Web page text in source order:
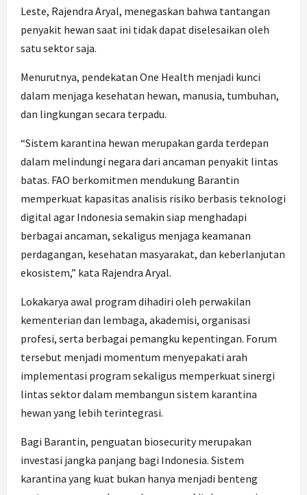
Leste, Rajendra Aryal, menegaskan bahwa tantangan
penyakit hewan saat ini tidak dapat diselesaikan oleh
satu sektor saja.
Menurutnya, pendekatan One Health menjadi kunci
dalam menjaga kesehatan hewan, manusia, tumbuhan,
dan lingkungan secara terpadu.
“Sistem karantina hewan merupakan garda terdepan
dalam melindungi negara dari ancaman penyakit lintas
batas. FAO berkomitmen mendukung Barantin
memperkuat kapasitas analisis risiko berbasis teknologi
digital agar Indonesia semakin siap menghadapi
berbagai ancaman, sekaligus menjaga keamanan
perdagangan, kesehatan masyarakat, dan keberlanjutan
ekosistem,” kata Rajendra Aryal.
Lokakarya awal program dihadiri oleh perwakilan
kementerian dan lembaga, akademisi, organisasi
profesi, serta berbagai pemangku kepentingan. Forum
tersebut menjadi momentum menyepakati arah
implementasi program sekaligus memperkuat sinergi
lintas sektor dalam membangun sistem karantina
hewan yang lebih terintegrasi.
Bagi Barantin, penguatan biosecurity merupakan
investasi jangka panjang bagi Indonesia. Sistem
karantina yang kuat bukan hanya menjadi benteng